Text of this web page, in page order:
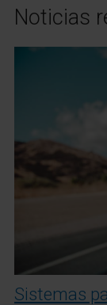
Noticias
Sistemas